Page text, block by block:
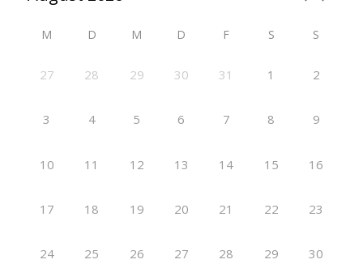
M D M D F S S
27 28 29 30 31 1 2
3 4 5 6 7 8 9
10 11 12 13 14 15 16
17 18 19 20 21 22 23
24 25 26 27 28 29 30